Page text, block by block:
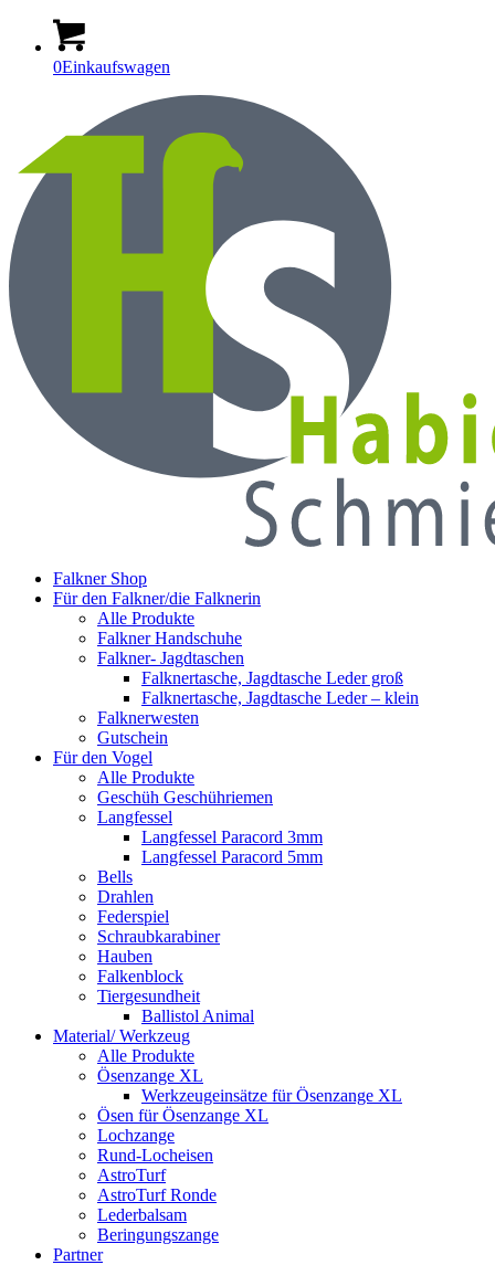
0Einkaufswagen
Falkner Shop
Für den Falkner/die Falknerin
Alle Produkte
Falkner Handschuhe
Falkner- Jagdtaschen
Falknertasche, Jagdtasche Leder groß
Falknertasche, Jagdtasche Leder – klein
Falknerwesten
Gutschein
Für den Vogel
Alle Produkte
Geschüh Geschühriemen
Langfessel
Langfessel Paracord 3mm
Langfessel Paracord 5mm
Bells
Drahlen
Federspiel
Schraubkarabiner
Hauben
Falkenblock
Tiergesundheit
Ballistol Animal
Material/ Werkzeug
Alle Produkte
Ösenzange XL
Werkzeugeinsätze für Ösenzange XL
Ösen für Ösenzange XL
Lochzange
Rund-Locheisen
AstroTurf
AstroTurf Ronde
Lederbalsam
Beringungszange
Partner